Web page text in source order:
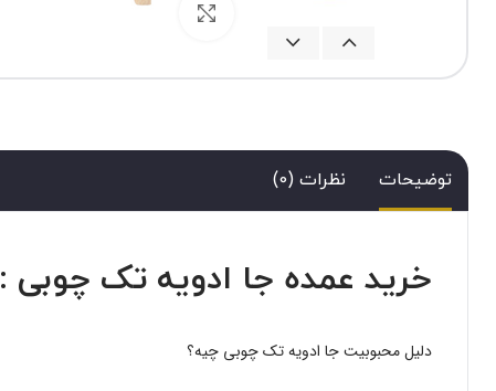
توضیحات نظرات (0)
خرید عمده جا ادویه تک چوبی :
دلیل محبوبیت جا ادویه تک چوبی چیه؟